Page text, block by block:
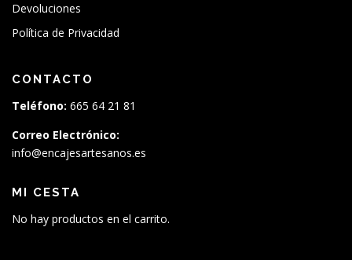
Devoluciones
Política de Privacidad
CONTACTO
Teléfono: 665 64 21 81
Correo Electrónico:
info@encajesartesanos.es
MI CESTA
No hay productos en el carrito.